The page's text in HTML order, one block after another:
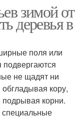
зимой от
деревья в
поля или
не щадят ни
кору,
подрывая корни.
специальные